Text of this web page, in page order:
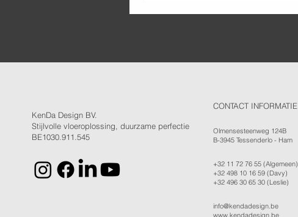
KenDa Design BV.
Stijlvolle vloeroplossing, duurzame perfectie
BE1030.911.545
CONTACT INFORMATIE
Olmensesteenweg 124B
B-3945 Tessenderlo - Ham
+32 11 72 76 55 (Algemeen)
+32 498 10 16 59 (Davy)
+32 496 30 65 30 (Leslie)
info@kendadesign.be
www.kendadesign.be